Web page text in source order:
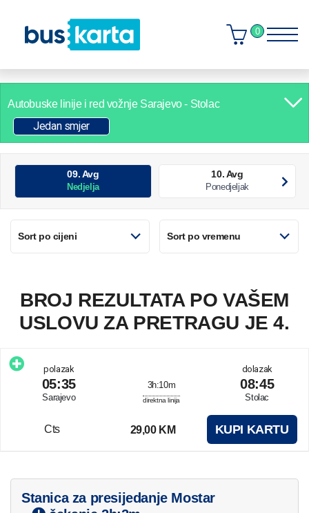
0
Autobuske linije i red vožnje Sarajevo - Stolac
Jedan smjer
09. Avg
Nedjelja
10. Avg
Ponedjeljak
Sort po cijeni Sort po vremenu
BROJ REZULTATA PO VAŠEM
USLOVU ZA PRETRAGU JE 4.
polazak
05:35
Sarajevo
3h:10m
direktna linija
dolazak
08:45
Stolac
Cts 29,00 KM KUPI KARTU
Stanica za presijedanje Mostar